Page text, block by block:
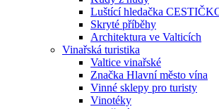
Luštící hledačka
Skryté příběhy
Architektura ve Valticích
Vinařská turistika
Valtice vinařské
Značka Hlavní město vína
Vinné sklepy pro turisty
Vinotéky